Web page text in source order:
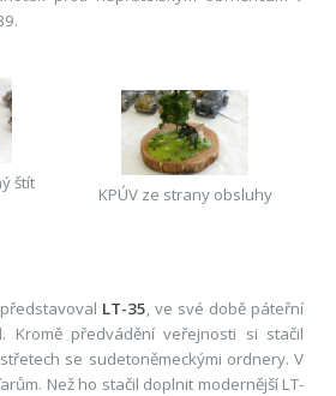
štít
KPÚV ze strany obsluhy
LT-35, ve své době páteřní
Kromě předvádění veřejnosti si stačil
se sudetoněmeckými ordnery. V
Než ho stačil doplnit modernější LT-